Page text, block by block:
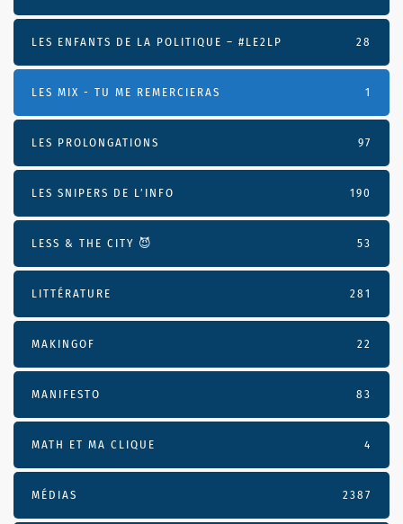
LES ENFANTS DE LA POLITIQUE – #LE2LP 28
LES MIX - TU ME REMERCIERAS 1
LES PROLONGATIONS 97
LES SNIPERS DE L’INFO 190
LESS & THE CITY 😈 53
LITTÉRATURE 281
MAKINGOF 22
MANIFESTO 83
MATH ET MA CLIQUE 4
MÉDIAS 2387